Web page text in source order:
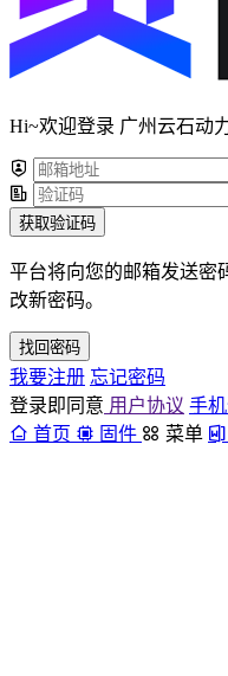
Hi~欢迎登录 广州云石动
获取验证码
平台将向您的邮箱发送密
改新密码。
找回密码
我要注册 忘记密码
登录即同意 用户协议 手
首页
固件 菜单